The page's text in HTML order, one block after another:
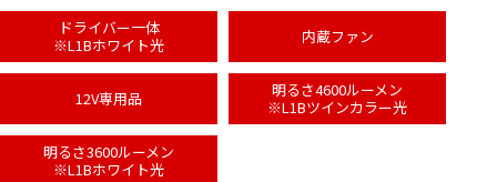
ドライバー一体
※L1Bホワイト光
内蔵ファン
12V専用品
明るさ4600ルーメン
※L1Bツインカラー光
明るさ3600ルーメン
※L1Bホワイト光